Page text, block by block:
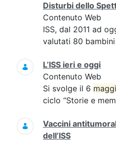
Disturbi dello
Contenuto Web
ISS, dal 2011 ad
valutati 80
L’ISS ieri e oggi
Contenuto Web
Si svolge il 6
ciclo “Storie e
Vaccini
dell’ISS